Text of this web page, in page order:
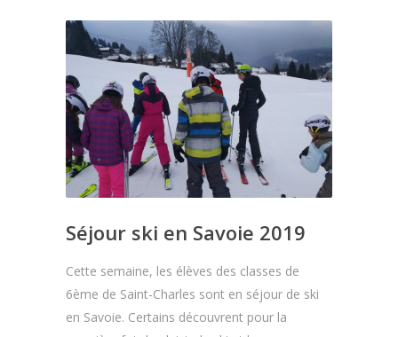
Séjour ski en Savoie 2019
Cette semaine, les élèves des classes de
6ème de Saint-Charles sont en séjour de ski
en Savoie. Certains découvrent pour la